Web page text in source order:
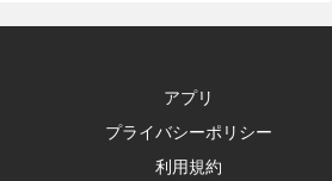
アプリ
プライバシーポリシー
利用規約